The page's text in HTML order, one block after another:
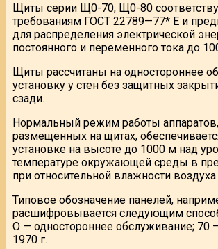
Щиты серии Щ0-70, Щ0-80
требованиям ГОСТ 22789—77* Е и
для распределения электрической
постоянного и переменного тока до
Щиты рассчитаны на одностороннее
установку у стен без защитных
сзади.
Нормальный режим работы аппаратов,
размещенных на щитах,
установке на высоте до 1000 м над
температуре окружающей среды в
при относительной влажности воздуха
Типовое обозначение панелей,
расшифровывается следующим
О — одностороннее обслуживание; 70
1970 г.